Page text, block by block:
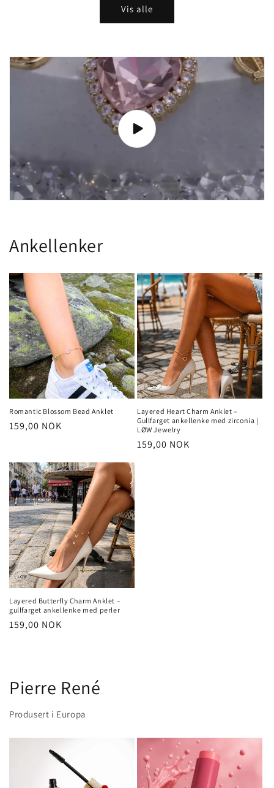
Vis alle
Ankellenker
Romantic Blossom Bead Anklet
Vanlig
159,00 NOK
Layered Heart Charm Anklet –
Gullfarget ankellenke med zirconia |
LØW Jewelry
Vanlig
159,00 NOK
Layered Butterfly Charm Anklet –
gullfarget ankellenke med perler
Vanlig
159,00 NOK
Pierre René
Produsert i Europa